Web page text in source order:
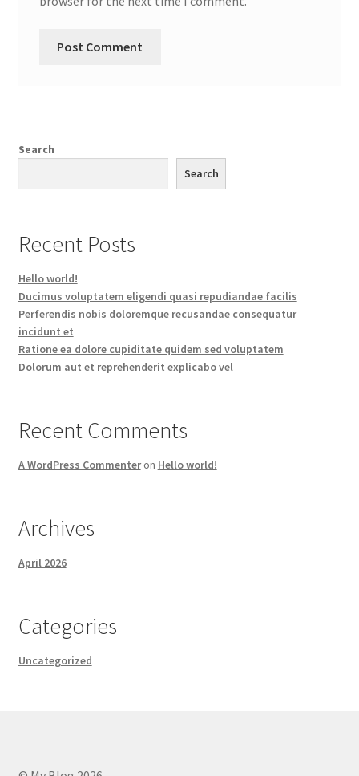
Search
Search
Recent Posts
Hello world!
Ducimus voluptatem eligendi quasi repudiandae facilis
Perferendis nobis doloremque recusandae consequatur
incidunt et
Ratione ea dolore cupiditate quidem sed voluptatem
Dolorum aut et reprehenderit explicabo vel
Recent Comments
A WordPress Commenteron Hello world!
Archives
April 2026
Categories
Uncategorized